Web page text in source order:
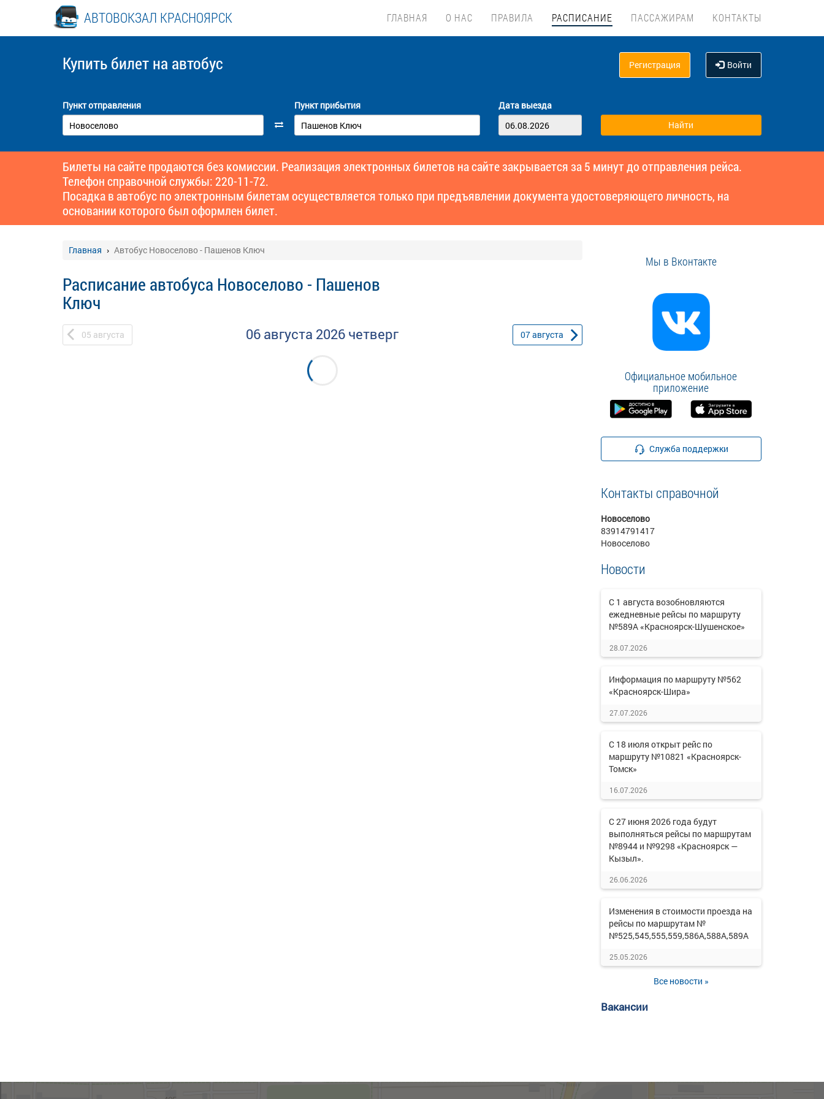
АВТОВОКЗАЛ КРАСНОЯРСК ГЛАВНАЯ О НАС ПРАВИЛА РАСПИСАНИЕ ПАССАЖИРАМ КОНТАКТЫ
Купить билет на автобус Регистрация Войти
Пункт отправления Пункт прибытия Дата выезда
Билеты на сайте продаются без комиссии. Реализация электронных билетов на сайте закрывается за 5 минут до отправления рейса.
Телефон справочной службы: 220-11-72.
Посадка в автобус по электронным билетам осуществляется только при предъявлении документа удостоверяющего личность, на
основании которого был оформлен билет.
Главная Автобус Новоселово - Пашенов Ключ
Расписание автобуса Новоселово - Пашенов
Ключ
05 августа 06 августа 2026 четверг 07августа
Мы в Вконтакте
Официальное мобильное
приложение
Служба поддержки
Контакты справочной
Новоселово
83914791417
Новоселово
Новости
С 1 августа возобновляются
ежедневные рейсы по маршруту
№589А «Красноярск-Шушенское»
28.07.2026
Информация по маршруту №562
«Красноярск-Шира»
27.07.2026
С 18 июля открыт рейс по
маршруту №10821 «Красноярск-
Томск»
16.07.2026
С 27 июня 2026 года будут
выполняться рейсы по маршрутам
№8944 и №9298 «Красноярск —
Кызыл».
26.06.2026
Изменения в стоимости проезда на
рейсы по маршрутам №
№525,545,555,559,586А,588А,589А
25.05.2026
Все новости »
Вакансии